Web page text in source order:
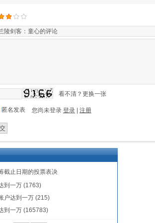
看不清？更换一张
匿名发表 您尚未登录 登录 注册
截止日期的投票表决
到一万 (1763)
户达到一万 (215)
到一万 (165783)